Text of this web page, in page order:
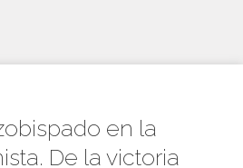
en la
De la victoria